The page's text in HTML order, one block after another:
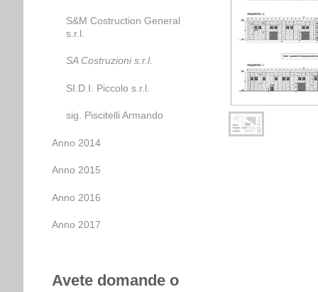
S&M Costruction General
s.r.l.
SA Costruzioni s.r.l.
SI.D.I. Piccolo s.r.l.
sig. Piscitelli Armando
Anno 2014
Anno 2015
Anno 2016
Anno 2017
Avete domande o